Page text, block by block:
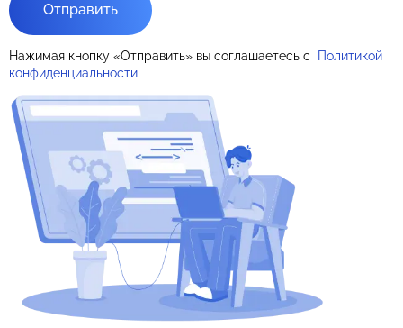
Отправить
Нажимая кнопку «Отправить» вы соглашаетесь с
Политикой
конфиденциальности